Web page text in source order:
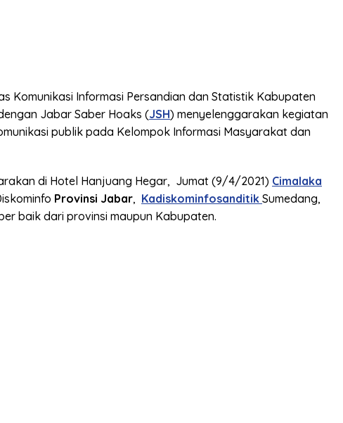
Komunikasi Informasi Persandian dan Statistik Kabupaten
Jabar Saber Hoaks (JSH) menyelenggarakan kegiatan
publik pada Kelompok Informasi Masyarakat dan
di Hotel Hanjuang Hegar, Jumat (9/4/2021) Cimalaka
Provinsi Jabar, Kadiskominfosanditik Sumedang,
baik dari provinsi maupun Kabupaten.